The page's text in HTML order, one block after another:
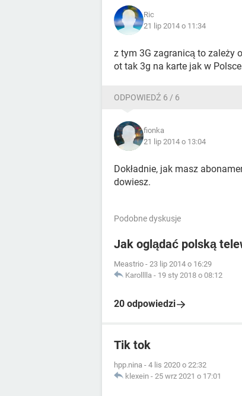
Ric
21 lip 2014 o 11:34
z tym 3G zagranicą to zależy
ot tak 3g na karte jak w
ODPOWIEDŹ 6 / 6
fionka
21 lip 2014 o 13:04
Dokładnie, jak masz
dowiesz.
Podobne dyskusje
Jak oglądać polską
Meastrio - 23 lip 2014 o 16:29
Karolllla - 19 sty 2018 o 08:12
20 odpowiedzi
Tik tok
hpp.nina - 4 lis 2020 o 22:32
klexein - 25 wrz 2021 o 17:01